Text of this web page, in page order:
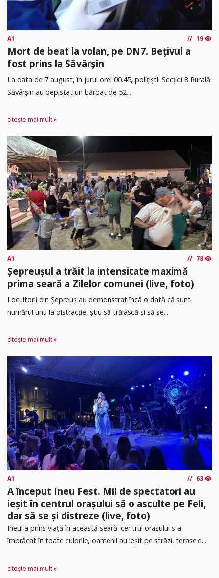
A1 19
Mort de beat la volan, pe DN7. Bețivul a
fost prins la Săvârșin
​La data de 7 august, în jurul orei 00.45, polițiștii Secției 8 Rurală
Săvârșin au depistat un bărbat de 52...
citește mai mult »
A1 78
Șepreușul a trăit la intensitate maximă
prima seară a Zilelor comunei (live, foto)
Locuitorii din Șepreuș au demonstrat încă o dată că sunt
numărul unu la distracție, știu să trăiască și să se...
citește mai mult »
A1 63
A început Ineu Fest. Mii de spectatori au
ieșit în centrul orașului să o asculte pe Feli,
dar să se și distreze (live, foto)
Ineul a prins viață în această seară: centrul orașului s-a
îmbrăcat în toate culorile, oamenii au ieșit pe străzi, terasele...
citește mai mult »